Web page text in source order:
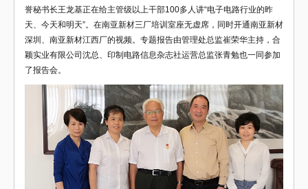
誉秘书长王龙基正在给主管级以上干部100多人讲“电子电路行业的昨
天、今天和明天”。在南亚新材三厂培训室座无虚席，同时开通南亚新材
深圳、南亚新材江西厂的视频。专题报告由管理处总监崔荣华主持，合
颖实业有限公司沈总、印制电路信息杂志社运营总监张青勉也一同参加
了报告会。